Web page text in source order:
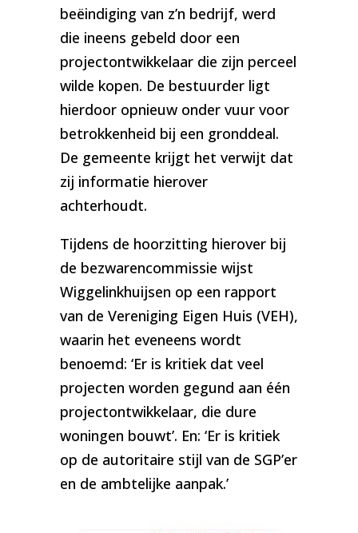
beëindiging van z’n bedrijf, werd
die ineens gebeld door een
projectontwikkelaar die zijn perceel
wilde kopen. De bestuurder ligt
hierdoor opnieuw onder vuur voor
betrokkenheid bij een gronddeal.
De gemeente krijgt het verwijt dat
zij informatie hierover
achterhoudt.
Tijdens de hoorzitting hierover bij
de bezwarencommissie wijst
Wiggelinkhuijsen op een rapport
van de Vereniging Eigen Huis (VEH),
waarin het eveneens wordt
benoemd: ‘Er is kritiek dat veel
projecten worden gegund aan één
projectontwikkelaar, die dure
woningen bouwt’. En: ‘Er is kritiek
op de autoritaire stijl van de SGP’er
en de ambtelijke aanpak.’